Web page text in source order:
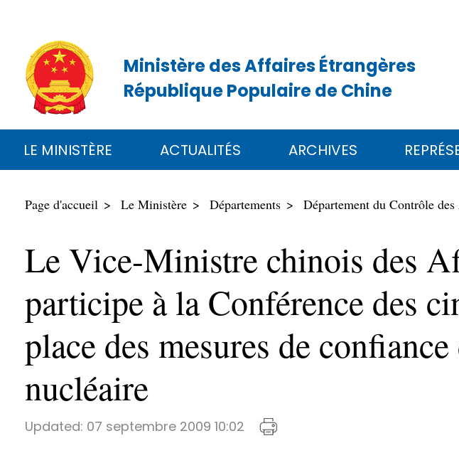
Ministère des Affaires Étrangères
République Populaire de Chine
LE MINISTÈRE ACTUALITÉS ARCHIVES
Page d'accueil Le Ministère Départements Département du Contrôle
Le Vice-Ministre chinois des
participe à la Conférence des
place des mesures de
nucléaire
Updated: 07 septembre 2009 10:02